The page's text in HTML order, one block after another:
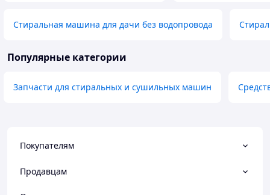
Стиральная машина для дачи без водопровода
Популярные категории
Запчасти для стиральных и сушильных машин
Покупателям
Продавцам